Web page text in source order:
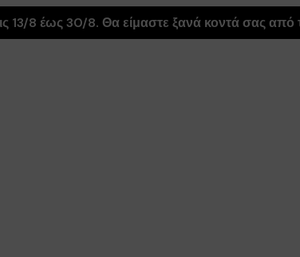
13/8 έως 30/8. Θα είμαστε ξανά κοντά σας από